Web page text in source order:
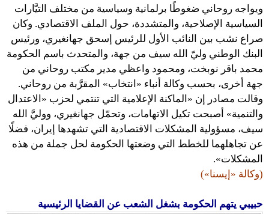
ويواجه روحاني ضغوطًا برلمانية وسياسية من مختلف التيَّارات
السياسية الإصلاحية، والمتشددة، حول الملف الاقتصادي. وكان
صراع نشب بين النائب الأول للرئيس إسحق جهانغيري، ورئيس
البنك الوطني وليّ الله سيف من جهة، والمتحدث باسم الحكومة
محمد باقر نوبخت، ومحمود واعظي مدير مكتب روحاني من
جهة أخرى، بحسب وكالة أنباء «انتخاب» المقرَّبة من روحاني.
وقالت مصادر إن «الماكنة الإعلامية التي تنتمي لحزب «الاعتدال
والتنمية» أصبحت تكيل الاتهامات، وتحمّل جهانغيري، ووليَّ الله
سيف، مسؤولية المشكلات الاقتصادية التي تشهدها إيران، فضلًا
عن تجاهلهما للخطط التي وضعتها الحكومة لحل جملة من هذه
المشكلات».
(وكالة «إيسنا»)
حبيبي يتهم الحكومة بشغل الشعب عن القضايا الرئيسية